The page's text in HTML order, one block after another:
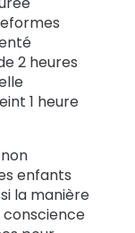
2 heures
1 heure
enfants
la manière